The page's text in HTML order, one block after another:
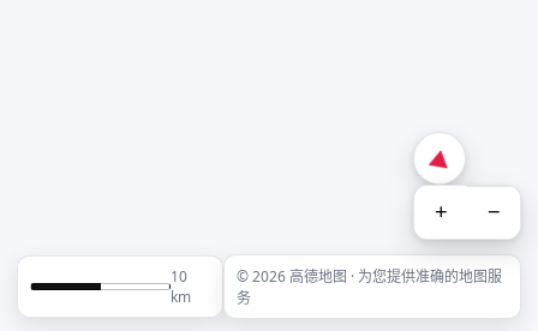
+ −
10
km
© 2026 高德地图 · 为您提供准确的地图服
务